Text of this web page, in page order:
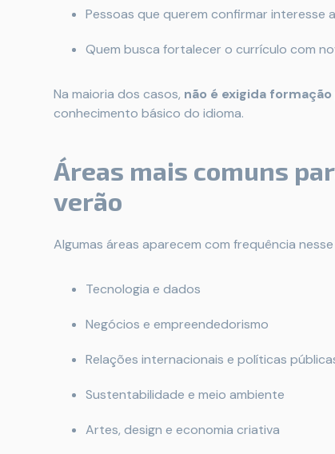
Pessoas que querem confirmar interesse
Quem busca fortalecer o currículo com
Na maioria dos casos, não é exigida
conhecimento básico do idioma.
Áreas mais comuns
verão
Algumas áreas aparecem com frequência
Tecnologia e dados
Negócios e empreendedorismo
Relações internacionais e políticas
Sustentabilidade e meio ambiente
Artes, design e economia criativa